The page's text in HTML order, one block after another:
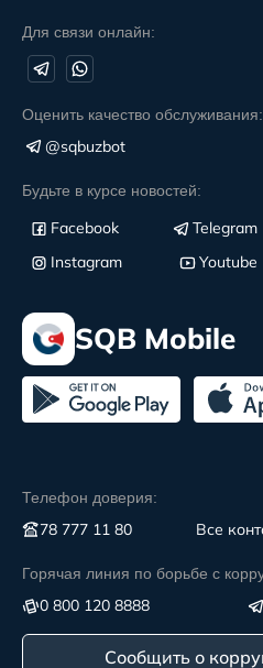
Для связи онлайн:
Оценить качество обслуживания:
@sqbuzbot
Будьте в курсе новостей:
Facebook
Telegram
Instagram
Youtube
SQB Mobile
Телефон доверия:
78 777 11 80 Все
Горячая линия по борьбе с
0 800 120 8888
Сообщить о